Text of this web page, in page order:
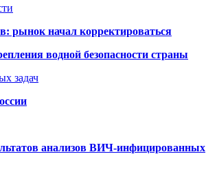
рынок начал корректироваться
водной безопасности страны
задач
анализов ВИЧ-инфицированных